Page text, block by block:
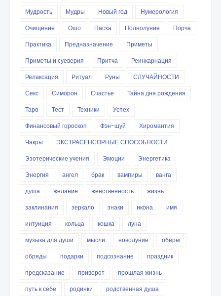
Мудрость
Мудры Новый год
Нумерология
Очищение
Ошо Пасха Полнолуние
Порча
Практика
Предназначение
Приметы
Приметы и суеверия
Притча
Реинкарнация
Релаксация
Ритуал Руны
СЛУЧАЙНОСТИ
Секс
Симорон Счастье
Тайна дня рождения
Таро
Тест Техники
Успех
Финансовый гороскоп
Фэн-шуй
Хиромантия
Чакры
ЭКСТРАСЕНСОРНЫЕ СПОСОБНОСТИ
Эзотерические учения
Эмоции
Энергетика
Энергия
ангел брак вампиры
ванга
душа
желание женственность
жизнь
заклинания
зеркало знаки икона
имя
интуиция
кольца кошка
луна
музыка для души
мысли новолуние
оберег
обряды
подарки подсознание
праздник
предсказание
приворот
прошлая жизнь
путь к себе
родинки
родственная душа